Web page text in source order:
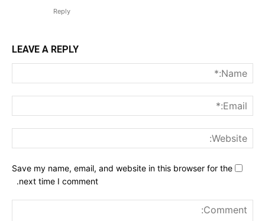
Reply
LEAVE A REPLY
Save my name, email, and website in this browser for the
next time I comment.